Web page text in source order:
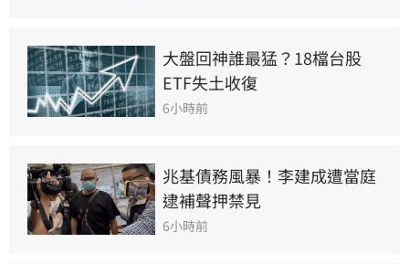
大盤回神誰最猛？18檔台股
ETF失土收復
6小時前
兆基債務風暴！李建成遭當庭
逮補聲押禁見
6小時前